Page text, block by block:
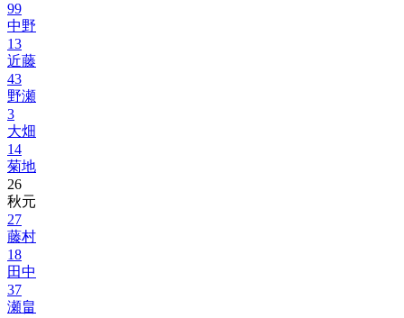
99
中野
13
近藤
43
野瀬
3
大畑
14
菊地
26
秋元
27
藤村
18
田中
37
瀬畠